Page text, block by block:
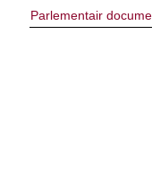
Parlementair